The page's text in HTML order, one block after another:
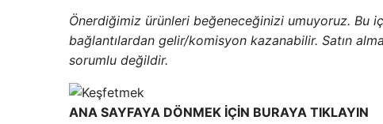
Önerdiğimiz ürünleri beğeneceğinizi umuyoruz. Bu
bağlantılardan gelir/komisyon kazanabilir. Satın
sorumlu değildir.
ANA SAYFAYA DÖNMEK İÇİN BURAYA TIKLAYIN